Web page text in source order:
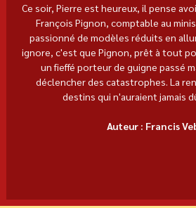
Ce soir, Pierre est heureux, il pense
François Pignon, comptable au
passionné de modèles réduits en
ignore, c'est que Pignon, prêt à tout
un fieffé porteur de guigne passé
déclencher des catastrophes. La
destins qui n'auraient jamais
Auteur : Francis